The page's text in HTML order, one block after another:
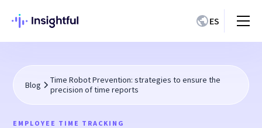
ES
Blog
Time Robot Prevention: strategies to ensure the
precision of time reports
EMPLOYEE TIME TRACKING